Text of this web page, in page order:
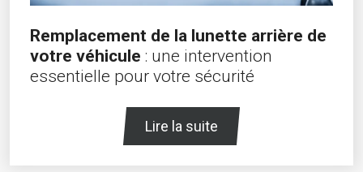
Remplacement de la lunette arrière de
votre véhicule : une intervention
essentielle pour votre sécurité
Lire la suite